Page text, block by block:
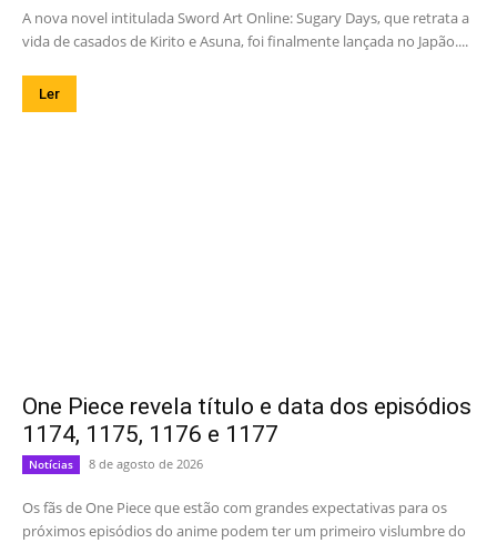
A nova novel intitulada Sword Art Online: Sugary Days, que retrata a
vida de casados de Kirito e Asuna, foi finalmente lançada no Japão....
Ler
One Piece revela título e data dos episódios
1174, 1175, 1176 e 1177
Notícias 8 de agosto de 2026
Os fãs de One Piece que estão com grandes expectativas para os
próximos episódios do anime podem ter um primeiro vislumbre do